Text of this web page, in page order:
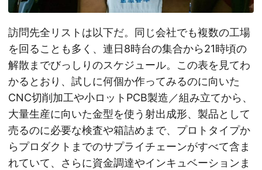
訪問先全リストは以下だ。同じ会社でも複数の工場
を回ることも多く、連日8時台の集合から21時頃の
解散までびっしりのスケジュール。この表を見てわ
かるとおり、試しに何個か作ってみるのに向いた
CNC切削加工や小ロットPCB製造／組み立てから、
大量生産に向いた金型を使う射出成形、製品として
売るのに必要な検査や箱詰めまで、プロトタイプか
らプロダクトまでのサプライチェーンがすべて含ま
れていて、さらに資金調達やインキュベーションま